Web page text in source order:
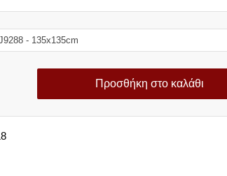
Προσθήκη στο καλάθι